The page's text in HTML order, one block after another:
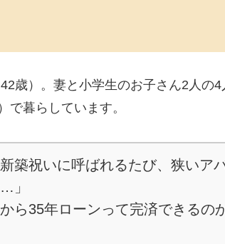
歳）。妻と小学生のお子さん2人の4
暮らしています。
築祝いに呼ばれるたび、狭いア
」
ら35年ローンって完済できるの